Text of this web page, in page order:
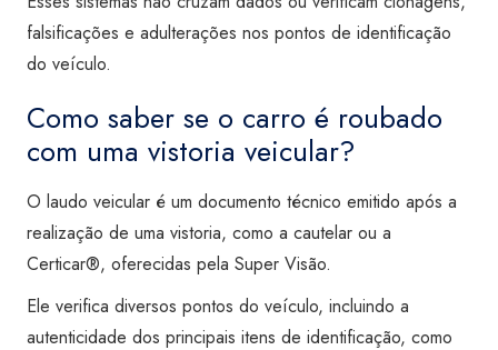
falsificações e adulterações nos pontos de identificação
do veículo.
Como saber se o carro é roubado
com uma vistoria veicular?
O laudo veicular é um documento técnico emitido após a
realização de uma vistoria, como a cautelar ou a
Certicar®, oferecidas pela Super Visão.
Ele verifica diversos pontos do veículo, incluindo a
autenticidade dos principais itens de identificação, como